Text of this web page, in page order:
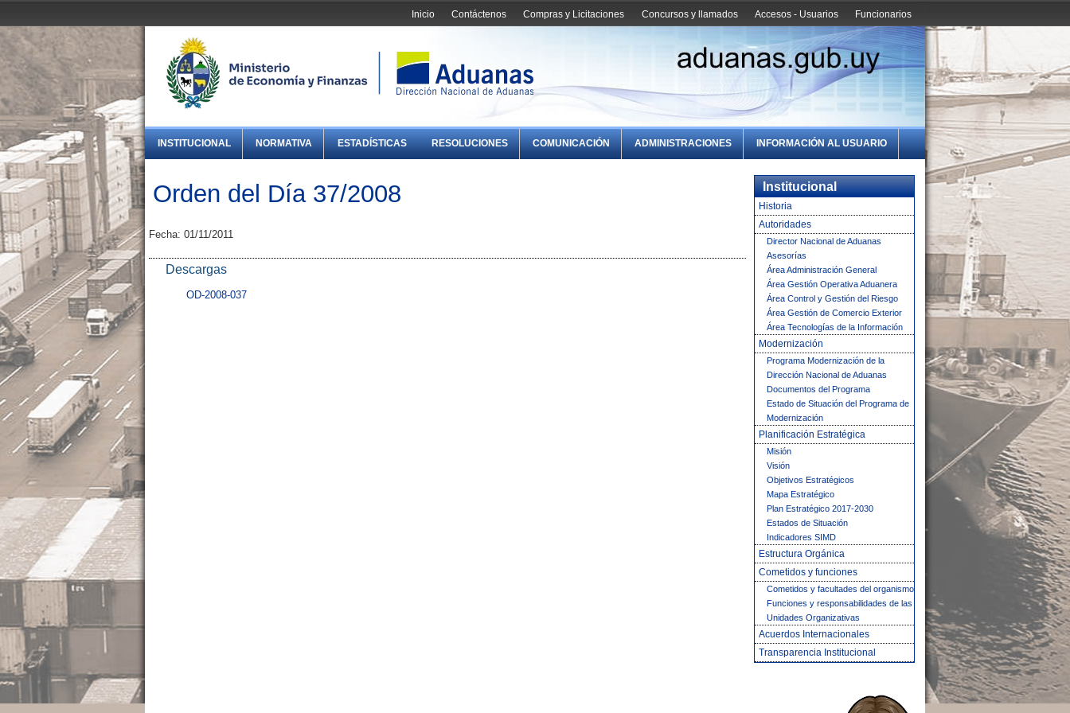
Funcionarios
Accesos - Usuarios
Concursos y llamados
Compras y Licitaciones
Contáctenos
Inicio
INSTITUCIONAL NORMATIVA ESTADÍSTICAS RESOLUCIONES COMUNICACIÓN ADMINISTRACIONES INFORMACIÓN AL USUARIO
Orden del Día 37/2008
Fecha: 01/11/2011
Descargas
OD-2008-037
Institucional
Historia
Autoridades
Director Nacional de Aduanas
Asesorías
Área Administración General
Área Gestión Operativa Aduanera
Área Control y Gestión del Riesgo
Área Gestión de Comercio Exterior
Área Tecnologías de la Información
Modernización
Programa Modernización de la
Dirección Nacional de Aduanas
Documentos del Programa
Estado de Situación del Programa de
Modernización
Planificación Estratégica
Misión
Visión
Objetivos Estratégicos
Mapa Estratégico
Plan Estratégico 2017-2030
Estados de Situación
Indicadores SIMD
Estructura Orgánica
Cometidos y funciones
Cometidos y facultades del organismo
Funciones y responsabilidades de las
Unidades Organizativas
Acuerdos Internacionales
Transparencia Institucional